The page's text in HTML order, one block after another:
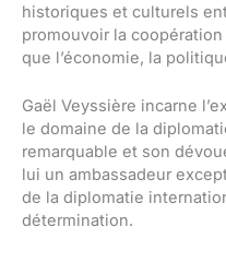
historiques et culturels
promouvoir la
que l’économie, la
Gaël Veyssière incarne
le domaine de la
remarquable et son
lui un ambassadeur
de la diplomatie
détermination.